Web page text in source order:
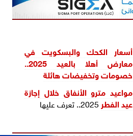
أسعار الكحك والبسكويت في
معارض أهلا بالعيد 2025..
خصومات وتخفيضات هائلة
مواعيد مترو الأنفاق خلال إجازة
عيد الفطر